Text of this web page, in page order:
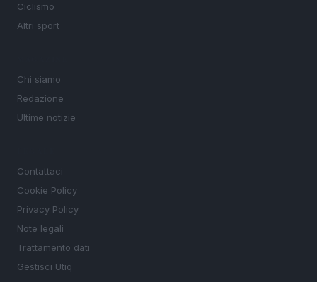
Ciclismo
Altri sport
Chi siamo
Redazione
Ultime notizie
Contattaci
Cookie Policy
Privacy Policy
Note legali
Trattamento dati
Gestisci Utiq